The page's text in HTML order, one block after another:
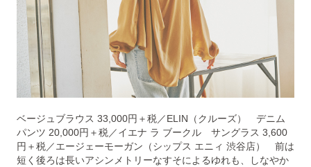
ベージュブラウス 33,000円＋税／ELIN（クルーズ） デニム
パンツ 20,000円＋税／イエナ ラ ブークル サングラス 3,600
円＋税／エージェーモーガン（シップス エニィ 渋谷店） 前は
短く後ろは長いアシンメトリーなすそによるゆれも、しなやか